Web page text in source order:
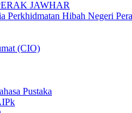
JAWHAR
Perkhidmatan Hibah Negeri
(CIO)
Pustaka